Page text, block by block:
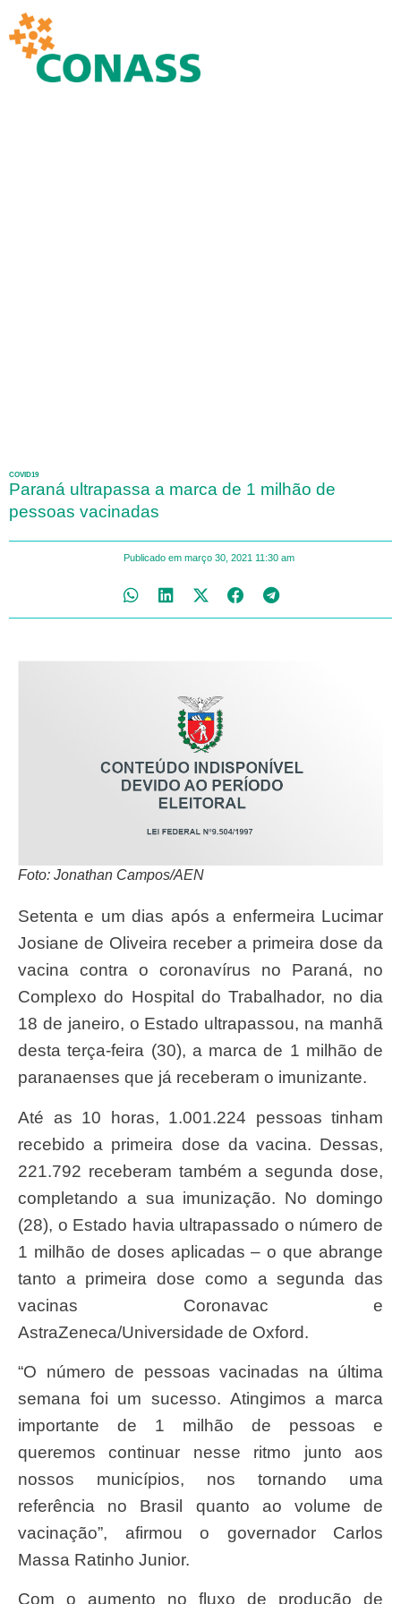
COVID19
Paraná ultrapassa a marca de 1 milhão de
pessoas vacinadas
Publicado em março 30, 2021 11:30 am
Foto: Jonathan Campos/AEN
Setenta e um dias após a enfermeira Lucimar
Josiane de Oliveira receber a primeira dose da
vacina contra o coronavírus no Paraná, no
Complexo do Hospital do Trabalhador, no dia
18 de janeiro, o Estado ultrapassou, na manhã
desta terça-feira (30), a marca de 1 milhão de
paranaenses que já receberam o imunizante.
Até as 10 horas, 1.001.224 pessoas tinham
recebido a primeira dose da vacina. Dessas,
221.792 receberam também a segunda dose,
completando a sua imunização. No domingo
(28), o Estado havia ultrapassado o número de
1 milhão de doses aplicadas – o que abrange
tanto a primeira dose como a segunda das
vacinas Coronavac e
AstraZeneca/Universidade de Oxford.
“O número de pessoas vacinadas na última
semana foi um sucesso. Atingimos a marca
importante de 1 milhão de pessoas e
queremos continuar nesse ritmo junto aos
nossos municípios, nos tornando uma
referência no Brasil quanto ao volume de
vacinação”, afirmou o governador Carlos
Massa Ratinho Junior.
Com o aumento no fluxo de produção de